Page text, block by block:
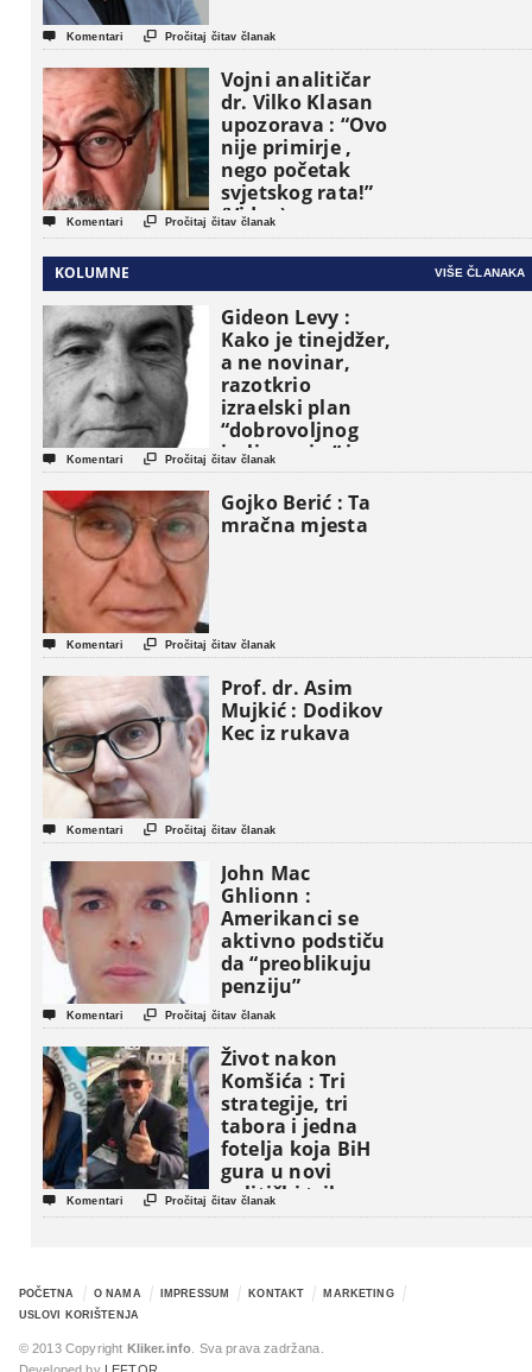
 Komentari  Pročitaj čitav članak
Vojni analitičar
dr. Vilko Klasan
upozorava : “Ovo
nije primirje ,
nego početak
svjetskog rata!”
(Video)
 Komentari  Pročitaj čitav članak
KOLUMNE VIŠE ČLANAKA
Gideon Levy :
Kako je tinejdžer,
a ne novinar,
razotkrio
izraelski plan
“dobrovoljnog
iseljavanja ” iz
Gaze
 Komentari  Pročitaj čitav članak
Gojko Berić : Ta
mračna mjesta
 Komentari  Pročitaj čitav članak
Prof. dr. Asim
Mujkić : Dodikov
Kec iz rukava
 Komentari  Pročitaj čitav članak
John Mac
Ghlionn :
Amerikanci se
aktivno podstiču
da “preoblikuju
penziju”
 Komentari  Pročitaj čitav članak
Život nakon
Komšića : Tri
strategije, tri
tabora i jedna
fotelja koja BiH
gura u novi
politički triler
 Komentari  Pročitaj čitav članak
POČETNA O NAMA IMPRESSUM KONTAKT
MARKETING
USLOVI KORIŠTENJA
© 2013 Copyright Kliker.info . Sva prava zadržana.